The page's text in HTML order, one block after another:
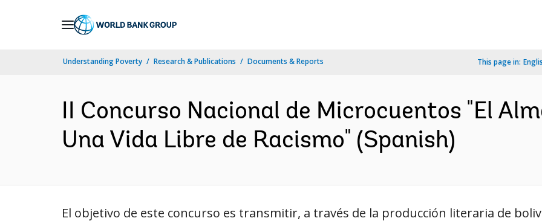
Understanding Poverty Research & Publications Documents & Reports This page in:
II Concurso Nacional de Microcuentos "El
Una Vida Libre de Racismo" (Spanish)
El objetivo de este concurso es transmitir, a través de la producción literaria de